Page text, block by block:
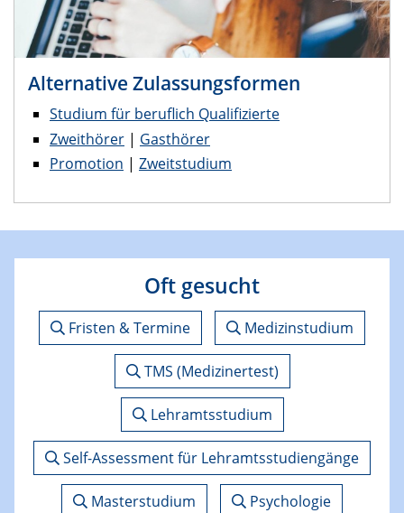
Alternative Zulassungsformen
Studium für beruflich Qualifizierte
Zweithörer | Gasthörer
Promotion | Zweitstudium
Oft gesucht
Fristen & Termine Medizinstudium
TMS (Medizinertest)
Lehramtsstudium
Self-Assessment für Lehramtsstudiengänge
Masterstudium Psychologie